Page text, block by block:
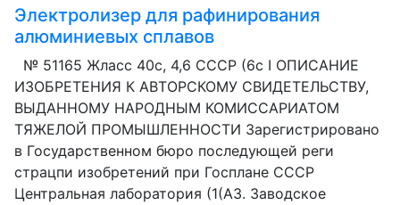
Электролизер для рафинирования
алюминиевых сплавов
№ 51165 Жласс 40с, 4,6 СССР (6с I ОПИСАНИЕ
ИЗОБРЕТЕНИЯ К АВТОРСКОМУ СВИДЕТЕЛЬСТВУ,
ВЫДАННОМУ НАРОДНЫМ КОМИССАРИАТОМ
ТЯЖЕЛОЙ ПРОМЫШЛЕННОСТИ Зарегистрировано
в Государственном бюро последующей реги
страцпи изобретений при Госплане СССР
Центральная лаборатория (1(АЗ. Заводское